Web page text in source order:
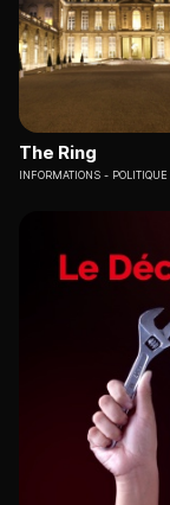
The Ring
INFORMATIONS POLITIQUE